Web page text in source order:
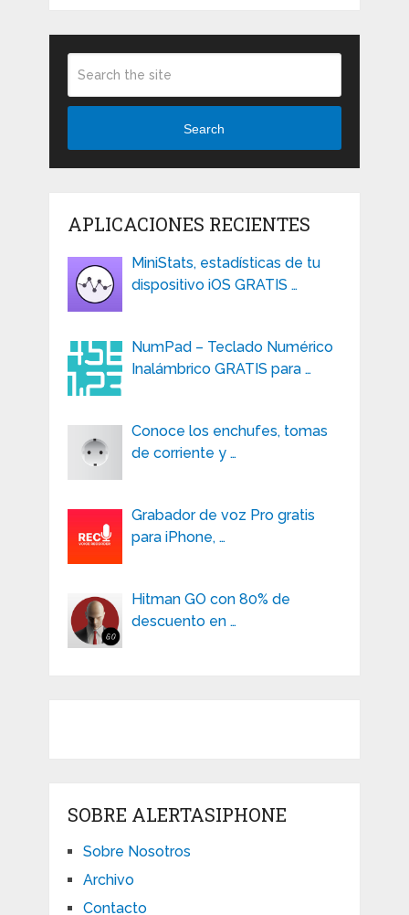
Search
APLICACIONES RECIENTES
MiniStats, estadísticas de tu
dispositivo iOS GRATIS …
NumPad – Teclado Numérico
Inalámbrico GRATIS para …
Conoce los enchufes, tomas
de corriente y …
Grabador de voz Pro gratis
para iPhone, …
Hitman GO con 80% de
descuento en …
SOBRE ALERTASIPHONE
Sobre Nosotros
Archivo
Contacto